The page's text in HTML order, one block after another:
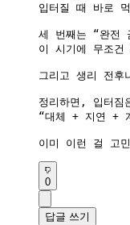
입터질 때 바로
세 번째는 “완전
이 시기에 무조
그리고 생리 전
정리하면, 입터짐
“대체 + 지연 +
이미 이런 걸 고
0
답글 쓰기